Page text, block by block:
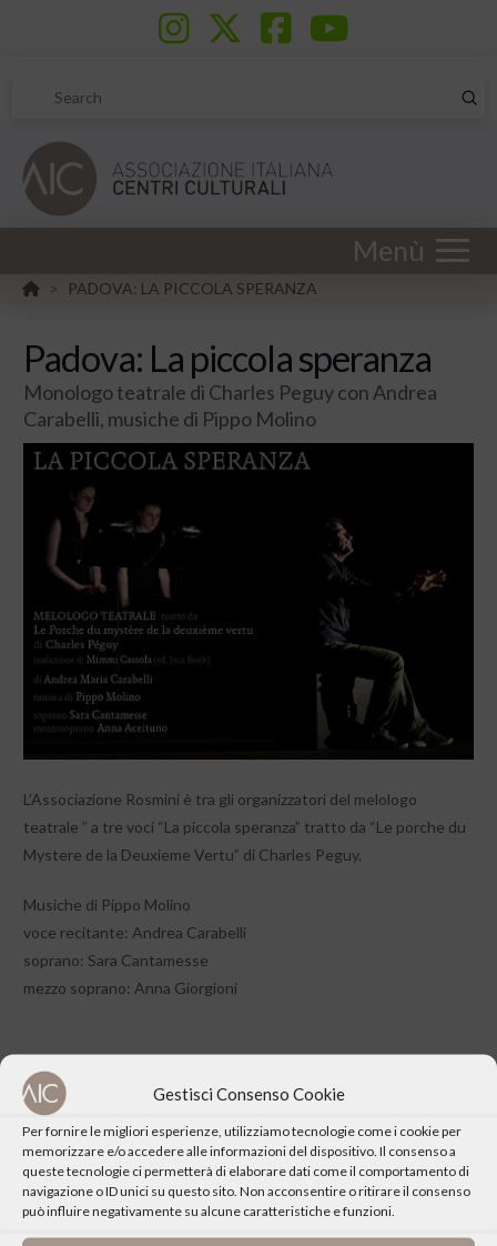
Gestisci Consenso Cookie
Per fornire le migliori esperienze, utilizziamo tecnologie come i cookie per
memorizzare e/o accedere alle informazioni del dispositivo. Il consenso a
queste tecnologie ci permetterà di elaborare dati come il comportamento di
navigazione o ID unici su questo sito. Non acconsentire o ritirare il consenso
può influire negativamente su alcune caratteristiche e funzioni.
Search
Menù
HOME
> PADOVA: LA PICCOLA SPERANZA
Padova: La piccola speranza
Monologo teatrale di Charles Peguy con Andrea
Carabelli, musiche di Pippo Molino
L’Associazione Rosmini è tra gli organizzatori del melologo
teatrale ” a tre voci “La piccola speranza” tratto da “Le porche du
Mystere de la Deuxieme Vertu” di Charles Peguy.
Musiche di Pippo Molino
voce recitante: Andrea Carabelli
soprano: Sara Cantamesse
mezzo soprano: Anna Giorgioni
CONDIVIDI QUESTO EVENTO